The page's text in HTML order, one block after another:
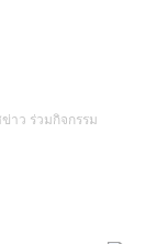
าว ร่วมกิจกรรม